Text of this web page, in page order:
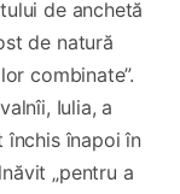
de anchetă
de natură
combinate”.
Iulia, a
închis înapoi în
„pentru a